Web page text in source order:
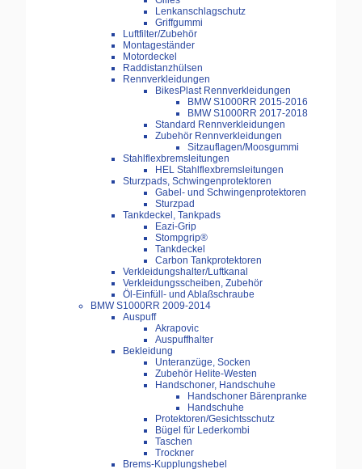
Lenkanschlagschutz
Griffgummi
Luftfilter/Zubehör
Montageständer
Motordeckel
Raddistanzhülsen
Rennverkleidungen
BikesPlast Rennverkleidungen
BMW S1000RR 2015-2016
BMW S1000RR 2017-2018
Standard Rennverkleidungen
Zubehör Rennverkleidungen
Sitzauflagen/Moosgummi
Stahlflexbremsleitungen
HEL Stahlflexbremsleitungen
Sturzpads, Schwingenprotektoren
Gabel- und Schwingenprotektoren
Sturzpad
Tankdeckel, Tankpads
Eazi-Grip
Stompgrip®
Tankdeckel
Carbon Tankprotektoren
Verkleidungshalter/Luftkanal
Verkleidungsscheiben, Zubehör
Öl-Einfüll- und Ablaßschraube
BMW S1000RR 2009-2014
Auspuff
Akrapovic
Auspuffhalter
Bekleidung
Unteranzüge, Socken
Zubehör Helite-Westen
Handschoner, Handschuhe
Handschoner Bärenpranke
Handschuhe
Protektoren/Gesichtsschutz
Bügel für Lederkombi
Taschen
Trockner
Brems-Kupplungshebel